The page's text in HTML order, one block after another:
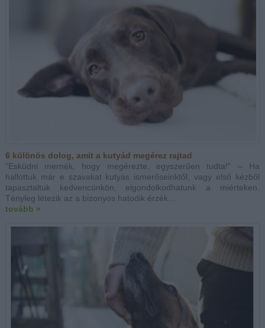
6 különös dolog, amit a kutyád megérez rajtad
"Esküdni mernék, hogy megérezte, egyszerűen tudta!" – Ha
hallottuk már e szavakat kutyás ismerőseinktől, vagy első kézből
tapasztaltuk kedvencünkön, elgondolkodhatunk a miérteken.
Tényleg létezik az a bizonyos hatodik érzék...
tovább »